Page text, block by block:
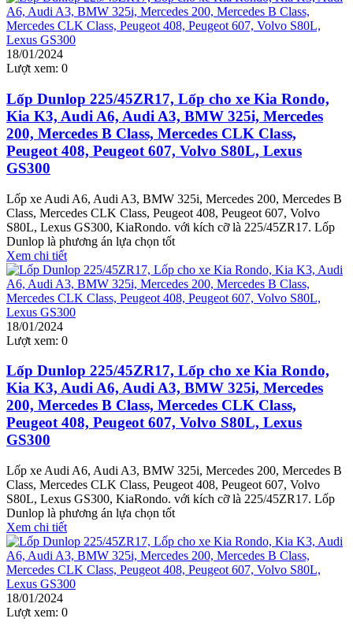
18/01/2024
Lượt xem: 0
Lốp Dunlop 225/45ZR17, Lốp cho xe Kia Rondo,
Kia K3, Audi A6, Audi A3, BMW 325i, Mercedes
200, Mercedes B Class, Mercedes CLK Class,
Peugeot 408, Peugeot 607, Volvo S80L, Lexus
GS300
Lốp xe Audi A6, Audi A3, BMW 325i, Mercedes 200, Mercedes B
Class, Mercedes CLK Class, Peugeot 408, Peugeot 607, Volvo
S80L, Lexus GS300, KiaRondo. với kích cỡ là 225/45ZR17. Lốp
Dunlop là phương án lựa chọn tốt
Xem chi tiết
18/01/2024
Lượt xem: 0
Lốp Dunlop 225/45ZR17, Lốp cho xe Kia Rondo,
Kia K3, Audi A6, Audi A3, BMW 325i, Mercedes
200, Mercedes B Class, Mercedes CLK Class,
Peugeot 408, Peugeot 607, Volvo S80L, Lexus
GS300
Lốp xe Audi A6, Audi A3, BMW 325i, Mercedes 200, Mercedes B
Class, Mercedes CLK Class, Peugeot 408, Peugeot 607, Volvo
S80L, Lexus GS300, KiaRondo. với kích cỡ là 225/45ZR17. Lốp
Dunlop là phương án lựa chọn tốt
Xem chi tiết
18/01/2024
Lượt xem: 0